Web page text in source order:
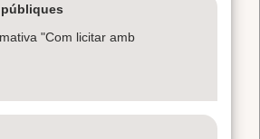
"Com licitar amb